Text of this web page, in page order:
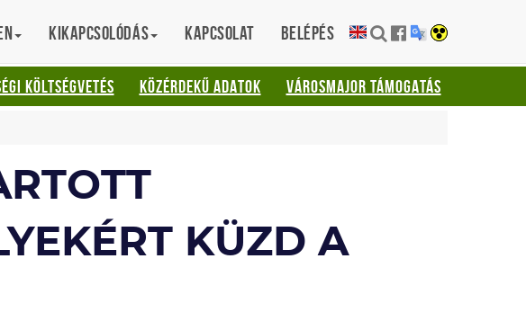
Kikapcsolódás Kapcsolat Belépés
KÖLTSÉGVETÉS KÖZÉRDEKŰ ADATOK VÁROSMAJOR TÁMOGATÁS
KÜZD A